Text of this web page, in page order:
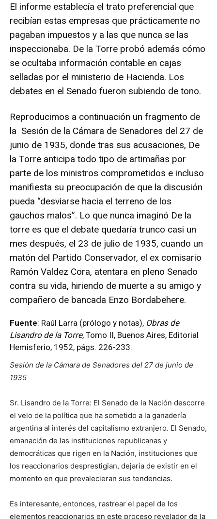
El informe establecía el trato preferencial que
recibían estas empresas que prácticamente no
pagaban impuestos y a las que nunca se las
inspeccionaba. De la Torre probó además cómo
se ocultaba información contable en cajas
selladas por el ministerio de Hacienda. Los
debates en el Senado fueron subiendo de tono.
Reproducimos a continuación un fragmento de
la Sesión de la Cámara de Senadores del 27 de
junio de 1935, donde tras sus acusaciones, De
la Torre anticipa todo tipo de artimañas por
parte de los ministros comprometidos e incluso
manifiesta su preocupación de que la discusión
pueda “desviarse hacia el terreno de los
gauchos malos”. Lo que nunca imaginó De la
torre es que el debate quedaría trunco casi un
mes después, el 23 de julio de 1935, cuando un
matón del Partido Conservador, el ex comisario
Ramón Valdez Cora, atentara en pleno Senado
contra su vida, hiriendo de muerte a su amigo y
compañero de bancada Enzo Bordabehere.
Fuente: Raúl Larra (prólogo y notas), Obras de
Lisandro de la Torre, Tomo II, Buenos Aires, Editorial
Hemisferio, 1952, págs. 226-233.
Sesión de la Cámara de Senadores del 27 de junio de
1935
Sr. Lisandro de la Torre: El Senado de la Nación descorre
el velo de la política que ha sometido a la ganadería
argentina al interés del capitalismo extranjero. El Senado,
emanación de las instituciones republicanas y
democráticas que rigen en la Nación, instituciones que
los reaccionarios desprestigian, dejaría de existir en el
momento en que prevalecieran sus tendencias.
Es interesante, entonces, rastrear el papel de los
elementos reaccionarios en este proceso revelador de la